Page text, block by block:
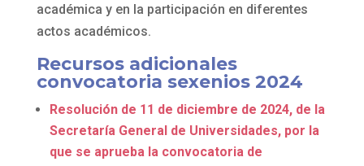
académica y en la participación en diferentes
actos académicos.
Recursos adicionales
convocatoria sexenios 2024
Resolución de 11 de diciembre de 2024, de la
Secretaría General de Universidades, por la
que se aprueba la convocatoria de